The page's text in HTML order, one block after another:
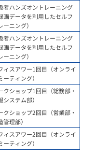
者ハンズオントレーニング
画データを利用したセルフ
ーニング）
者ハンズオントレーニング
画データを利用したセルフ
ーニング）
ィスアワー1回目（オンライ
ーティング）
クショップ1回目（総務部・
システム部）
クショップ2回目（営業部・
管理部）
ィスアワー2回目（オンライ
ーティング）